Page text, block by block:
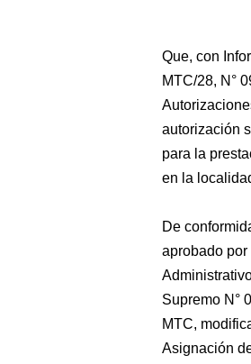
Que, con
MTC/28, N°
autorización
para la
en la
De
aprobado por
Supremo N°
MTC,
Asignación